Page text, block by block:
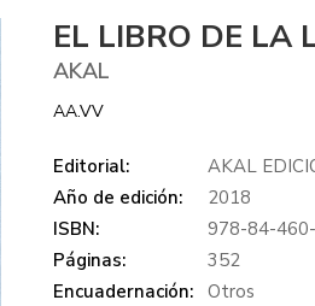
EL LIBRO DE LA
AKAL
AA.VV
Editorial:
AKAL
Año de edición:
2018
ISBN:
978-84-
Páginas:
352
Encuadernación:
Otros